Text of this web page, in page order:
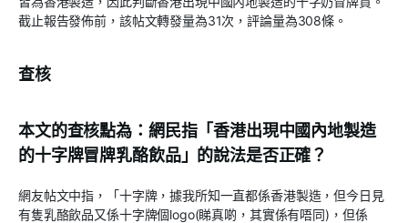
截止報告發佈前，該帖文轉發量為31次，評論量為308條。
查核
本文的查核點為：網民指「香港出現中國內地製造
的十字牌冒牌乳酪飲品」的說法是否正確？
網友帖文中指，「十字牌，據我所知一直都係香港製造，但今日見
有隻乳酪飲品又係十字牌個logo(睇真啲，其實係有唔同)，但係